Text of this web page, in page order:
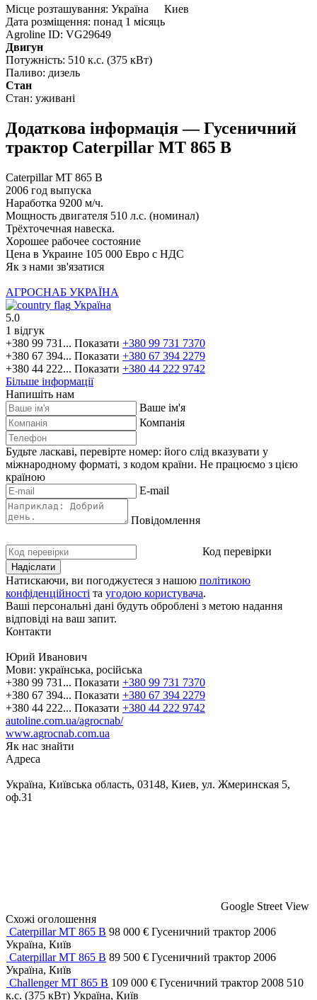
Місце розташування: Україна
Киев
Дата розміщення: понад 1 місяць
Agroline ID: VG29649
Двигун
Потужність: 510 к.с. (375 кВт)
Паливо: дизель
Стан
Стан: уживані
Додаткова інформація — Гусеничний
трактор Caterpillar MT 865 B
Caterpillar MT 865 B
2006 год выпуска
Наработка 9200 м/ч.
Мощность двигателя 510 л.с. (номинал)
Трёхточечная навеска.
Хорошее рабочее состояние
Цена в Украине 105 000 Евро с НДС
Як з нами зв'язатися
АГРОСНАБ УКРАЇНА
Україна
5.0
1 відгук
+380 99 731... Показати +380 99 731 7370
+380 67 394... Показати +380 67 394 2279
+380 44 222... Показати +380 44 222 9742
Більше інформації
Напишіть нам
Ваше ім'я
Компанія
Будьте ласкаві, перевірте номер: його слід вказувати у
міжнародному форматі, з кодом країни. Не працюємо з цією
країною
E-mail
Повідомлення
Код перевірки
Натискаючи, ви погоджуєтеся з нашою політикою
конфіденційності та угодою користувача.
Ваші персональні дані будуть оброблені з метою надання
відповіді на ваш запит.
Контакти
Юрий Иванович
Мови: українська, російська
+380 99 731... Показати +380 99 731 7370
+380 67 394... Показати +380 67 394 2279
+380 44 222... Показати +380 44 222 9742
autoline.com.ua/agrocnab/
www.agrocnab.com.ua
Як нас знайти
Адреса
Україна, Київська область, 03148, Киев, ул. Жмеринская 5,
оф.31
Google Street View
Схожі оголошення
Caterpillar MT 865 B 98 000 € Гусеничний трактор 2006
Україна, Київ
Caterpillar MT 865 B 89 500 € Гусеничний трактор 2006
Україна, Київ
Challenger MT 865 B 109 000 € Гусеничний трактор 2008 510
к.с. (375 кВт) Україна, Київ